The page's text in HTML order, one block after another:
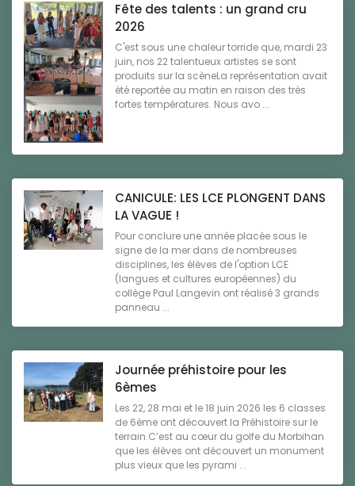
Fête des talents : un grand cru
2026
C'est sous une chaleur torride que, mardi 23
juin, nos 22 talentueux artistes se sont
produits sur la scèneLa représentation avait
été reportée au matin en raison des très
fortes températures. Nous avo ...
CANICULE: LES LCE PLONGENT DANS
LA VAGUE !
Pour conclure une année placée sous le
signe de la mer dans de nombreuses
disciplines, les élèves de l'option LCE
(langues et cultures européennes) du
collège Paul Langevin ont réalisé 3 grands
panneau ...
Journée préhistoire pour les
6èmes
Les 22, 28 mai et le 18 juin 2026 les 6 classes
de 6ème ont découvert la Préhistoire sur le
terrain.C’est au cœur du golfe du Morbihan
que les élèves ont découvert un monument
plus vieux que les pyrami ...